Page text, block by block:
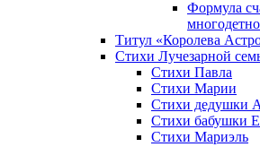
Формула
Титул «Королева
Стихи Лучезарной
Стихи Павла
Стихи Марии
Стихи дедушки
Стихи бабушки
Стихи Мариэль